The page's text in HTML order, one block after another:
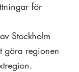
för
Stockholm
göra regionen